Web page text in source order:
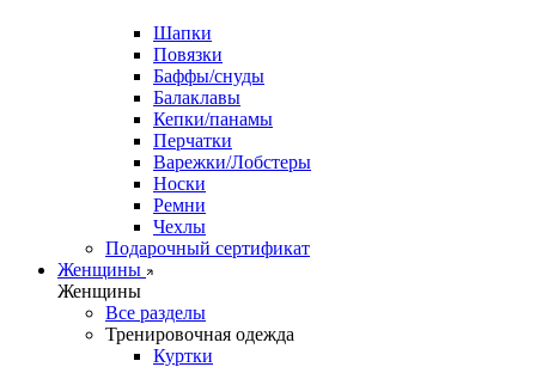
Шапки
Повязки
Баффы/снуды
Балаклавы
Кепки/панамы
Перчатки
Варежки/Лобстеры
Носки
Ремни
Чехлы
Подарочный сертификат
Женщины
Женщины
Все разделы
Тренировочная одежда
Куртки